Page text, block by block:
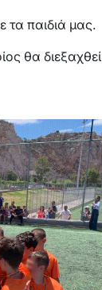
τα παιδιά μας.
θα διεξαχθεί